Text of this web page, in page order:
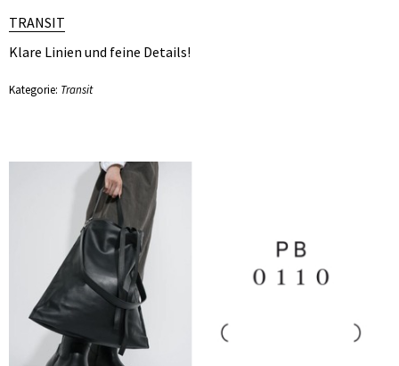
TRANSIT
Klare Linien und feine Details!
Kategorie: Transit